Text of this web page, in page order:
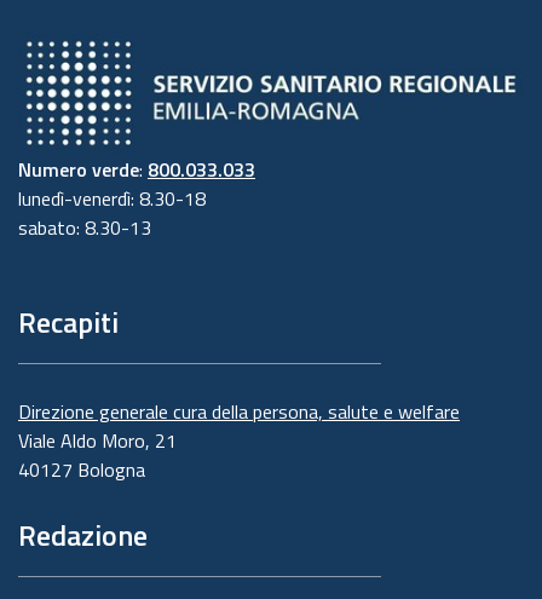
Numero verde: 800.033.033
lunedì-venerdì: 8.30-18
sabato: 8.30-13
Recapiti
Direzione generale cura della persona, salute e welfare
Viale Aldo Moro, 21
40127 Bologna
Redazione